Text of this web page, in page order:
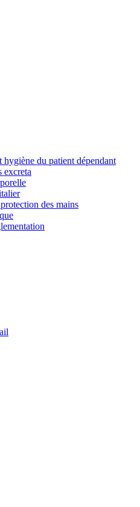
hygiène du patient dépendant
excreta
des mains